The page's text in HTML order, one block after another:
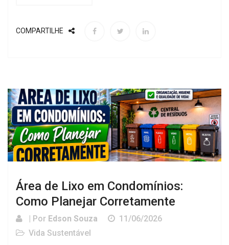
COMPARTILHE
Área de Lixo em Condomínios:
Como Planejar Corretamente
| Por Edson Souza
11/06/2026
Vida Sustentável